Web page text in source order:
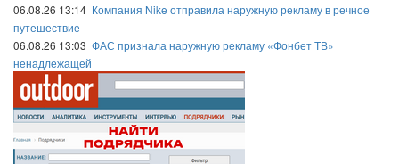
06.08.26 13:14 Компания Nike отправила наружную рекламу в речное
путешествие
06.08.26 13:03 ФАС признала наружную рекламу «Фонбет ТВ»
ненадлежащей